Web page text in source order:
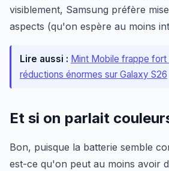
visiblement, Samsung préfère
aspects (qu'on espère au moins
Lire aussi : Mint Mobile frappe
réductions énormes sur Galaxy S26
Et si on parlait
Bon, puisque la batterie semble
est-ce qu'on peut au moins avoir